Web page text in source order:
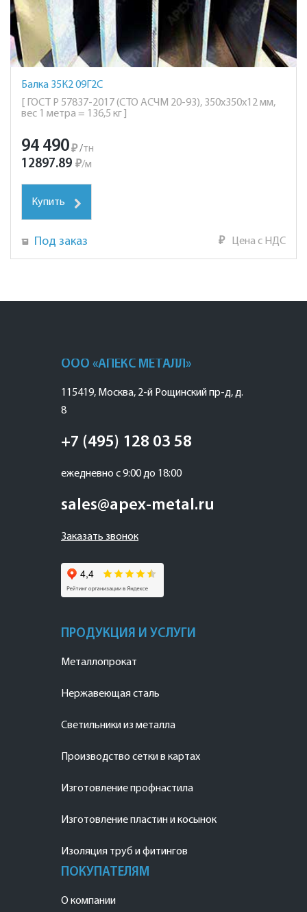
Балка 35К2 09Г2С
[ ГОСТ Р 57837-2017 (СТО АСЧМ 20-93), 350х350х12 мм,
вес 1 метра = 136,5 кг ]
94 490₽ /тн
12897.89 ₽/м
Купить
Под заказ ₽ Цена с НДС
ООО «АПЕКС МЕТАЛЛ»
115419, Москва, 2-й Рощинский пр-д, д.
8
+7 (495) 128 03 58
ежедневно с 9:00 до 18:00
sales@apex-metal.ru
Заказать звонок
ПРОДУКЦИЯ И УСЛУГИ
Металлопрокат
Нержавеющая сталь
Светильники из металла
Производство сетки в картах
Изготовление профнастила
Изготовление пластин и косынок
Изоляция труб и фитингов
ПОКУПАТЕЛЯМ
О компании